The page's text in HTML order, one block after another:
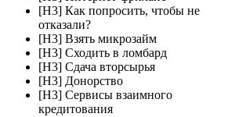
[H3] Как попросить, чтобы не
отказали?
[H3] Взять микрозайм
[H3] Сходить в ломбард
[H3] Сдача вторсырья
[H3] Донорство
[H3] Сервисы взаимного
кредитования